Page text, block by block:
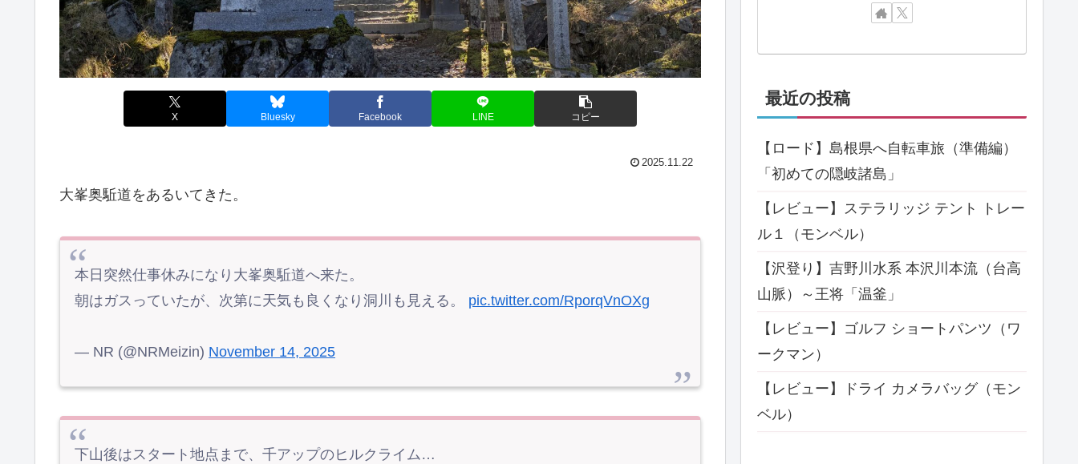
X Bluesky Facebook LINE コピー
2025.11.22
大峯奥駈道をあるいてきた。
本日突然仕事休みになり大峯奥駈道へ来た。
朝はガスっていたが、次第に天気も良くなり洞川も見える。 pic.twitter.com/RporqVnOXg
— NR (@NRMeizin) November 14, 2025
下山後はスタート地点まで、千アップのヒルクライム…
最近の投稿
【ロード】島根県へ自転車旅（準備編）
「初めての隠岐諸島」
【レビュー】ステラリッジ テント トレー
ル１（モンベル）
【沢登り】吉野川水系 本沢川本流（台高
山脈）～王将「温釜」
【レビュー】ゴルフ ショートパンツ（ワ
ークマン）
【レビュー】ドライ カメラバッグ（モン
ベル）